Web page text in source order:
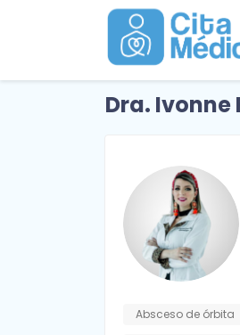
Dra. Ivonne
Absceso de órbita